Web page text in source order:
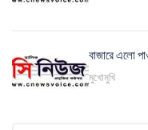
বাজারে এলো
মুখোমুখি